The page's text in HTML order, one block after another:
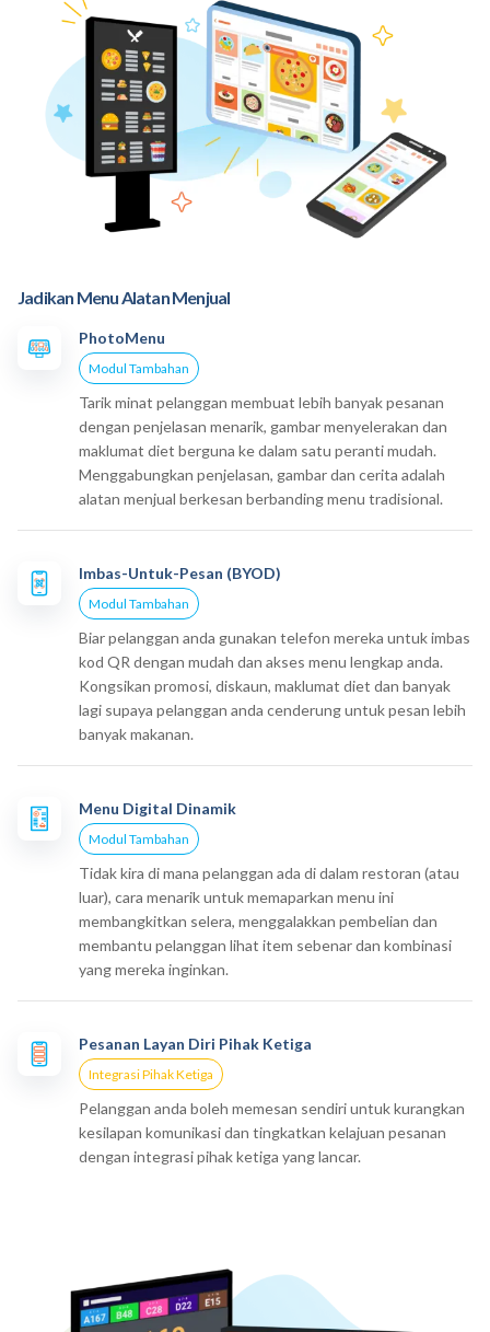
Jadikan Menu Alatan Menjual
PhotoMenu
Modul Tambahan
Tarik minat pelanggan membuat lebih banyak pesanan
dengan penjelasan menarik, gambar menyelerakan dan
maklumat diet berguna ke dalam satu peranti mudah.
Menggabungkan penjelasan, gambar dan cerita adalah
alatan menjual berkesan berbanding menu tradisional.
Imbas-Untuk-Pesan (BYOD)
Modul Tambahan
Biar pelanggan anda gunakan telefon mereka untuk imbas
kod QR dengan mudah dan akses menu lengkap anda.
Kongsikan promosi, diskaun, maklumat diet dan banyak
lagi supaya pelanggan anda cenderung untuk pesan lebih
banyak makanan.
Menu Digital Dinamik
Modul Tambahan
Tidak kira di mana pelanggan ada di dalam restoran (atau
luar), cara menarik untuk memaparkan menu ini
membangkitkan selera, menggalakkan pembelian dan
membantu pelanggan lihat item sebenar dan kombinasi
yang mereka inginkan.
Pesanan Layan Diri Pihak Ketiga
Integrasi Pihak Ketiga
Pelanggan anda boleh memesan sendiri untuk kurangkan
kesilapan komunikasi dan tingkatkan kelajuan pesanan
dengan integrasi pihak ketiga yang lancar.